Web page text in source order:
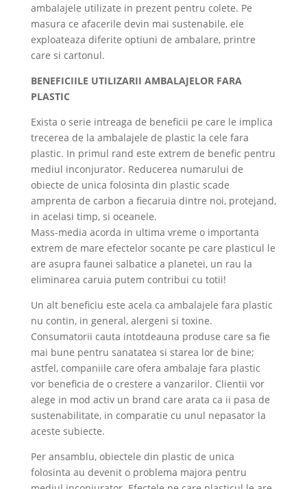
ambalajele utilizate in prezent pentru colete. Pe
masura ce afacerile devin mai sustenabile, ele
exploateaza diferite optiuni de ambalare, printre
care si cartonul.
BENEFICIILE UTILIZARII AMBALAJELOR FARA
PLASTIC
Exista o serie intreaga de beneficii pe care le implica
trecerea de la ambalajele de plastic la cele fara
plastic. In primul rand este extrem de benefic pentru
mediul inconjurator. Reducerea numarului de
obiecte de unica folosinta din plastic scade
amprenta de carbon a fiecaruia dintre noi, protejand,
in acelasi timp, si oceanele.
Mass-media acorda in ultima vreme o importanta
extrem de mare efectelor socante pe care plasticul le
are asupra faunei salbatice a planetei, un rau la
eliminarea caruia putem contribui cu totii!
Un alt beneficiu este acela ca ambalajele fara plastic
nu contin, in general, alergeni si toxine.
Consumatorii cauta intotdeauna produse care sa fie
mai bune pentru sanatatea si starea lor de bine;
astfel, companiile care ofera ambalaje fara plastic
vor beneficia de o crestere a vanzarilor. Clientii vor
alege in mod activ un brand care arata ca ii pasa de
sustenabilitate, in comparatie cu unul nepasator la
aceste subiecte.
Per ansamblu, obiectele din plastic de unica
folosinta au devenit o problema majora pentru